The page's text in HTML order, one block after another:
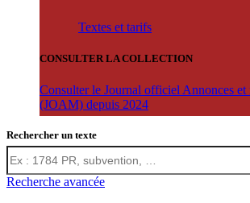
Textes et tarifs
CONSULTER LA COLLECTION
Consulter le Journal officiel Annonces et
(JOAM) depuis 2024
Rechercher un texte
Recherche avancée